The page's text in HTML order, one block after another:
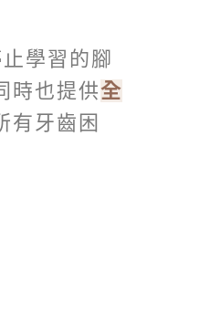
學習的腳
時也提供全
有牙齒困